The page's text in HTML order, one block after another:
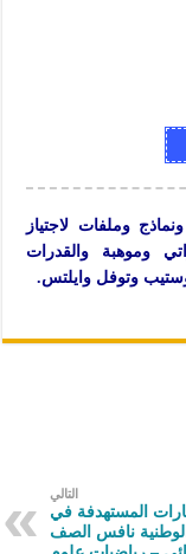
وملفات لاجتياز
وموهبة والقدرات
وستيب وتوفل وايلتس.
التالي
المستهدفة في
الوطنية نافس الصف